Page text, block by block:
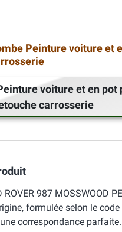
Peinture voiture et
voiture et en pot
carrosserie
987 MOSSWOOD
formulée selon le
correspondance parfaite.